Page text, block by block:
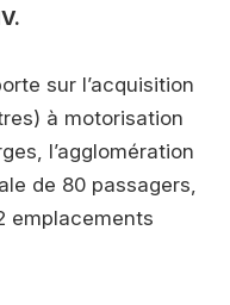
sur l’acquisition
à motorisation
l’agglomération
de 80 passagers,
emplacements